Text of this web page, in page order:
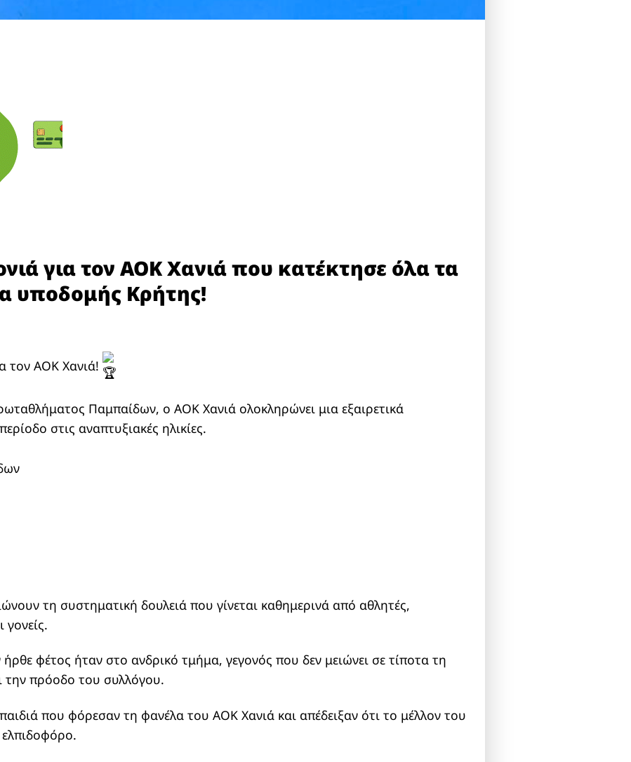
για τον ΑΟΚ Χανιά που κατέκτησε όλα τα
υποδομής Κρήτης!
τον ΑΟΚ Χανιά!
Παμπαίδων, ο ΑΟΚ Χανιά ολοκληρώνει μια εξαιρετικά
στις αναπτυξιακές ηλικίες.
τη συστηματική δουλειά που γίνεται καθημερινά από αθλητές,
γονείς.
φέτος ήταν στο ανδρικό τμήμα, γεγονός που δεν μειώνει σε τίποτα τη
την πρόοδο του συλλόγου.
που φόρεσαν τη φανέλα του ΑΟΚ Χανιά και απέδειξαν ότι το μέλλον του
ελπιδοφόρο.